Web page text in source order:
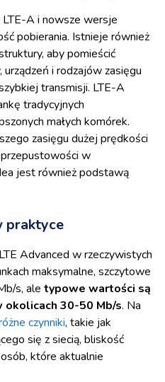
LTE-A i nowsze wersje
pobierania. Istnieje również
aby pomieścić
i rodzajów zasięgu
transmisji. LTE-A
tradycyjnych
małych komórek.
zasięgu dużej prędkości
w
jest również podstawą
praktyce
Advanced w rzeczywistych
maksymalne, szczytowe
s, ale typowe wartości są
okolicach 30-50 Mb/s. Na
czynniki, takie jak
się z siecią, bliskość
które aktualnie